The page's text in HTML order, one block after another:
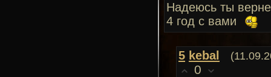
Надеюсь ты
4 год с вами
5 kebal
0